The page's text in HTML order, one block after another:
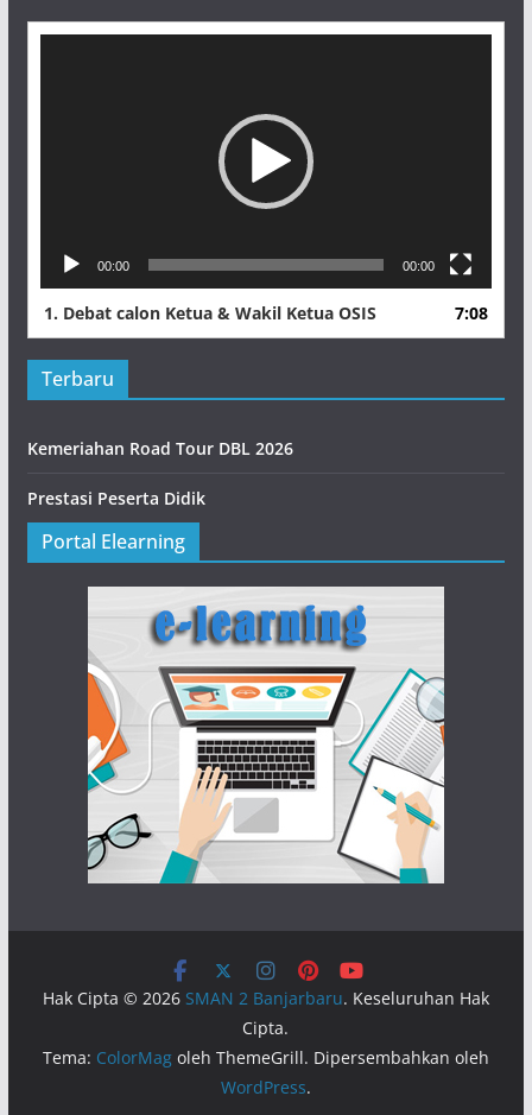
00:00 00:00
1. Debat calon Ketua & Wakil Ketua OSIS 7:08
Terbaru
Kemeriahan Road Tour DBL 2026
Prestasi Peserta Didik
Portal Elearning
Hak Cipta © 2026 SMAN 2 Banjarbaru. Keseluruhan Hak
Cipta.
Tema: ColorMagoleh ThemeGrill. Dipersembahkan oleh
WordPress.